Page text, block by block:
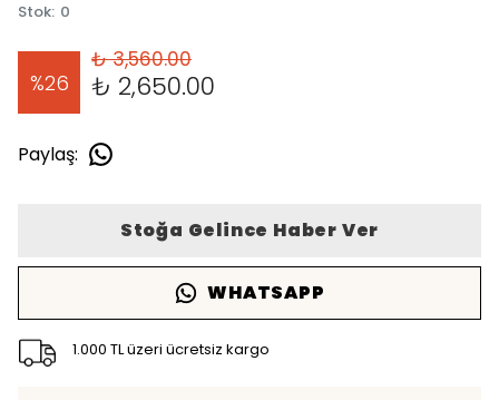
Stok: 0
%26
₺ 3,560.00
₺ 2,650.00
Paylaş:
Stoğa Gelince Haber Ver
WHATSAPP
1.000 TL üzeri ücretsiz kargo